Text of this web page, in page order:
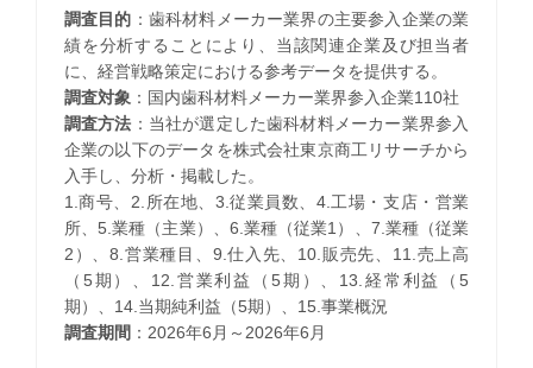
調査目的 ：歯科材料メーカー業界の主要参入企業の業
績を分析することにより、当該関連企業及び担当者
に、経営戦略策定における参考データを提供する。
調査対象：国内歯科材料メーカー業界参入企業110社
調査方法 ：当社が選定した歯科材料メーカー業界参入
企業の以下のデータを株式会社東京商工リサーチから
入手し、分析・掲載した。
1.商号、2.所在地、3.従業員数、4.工場・支店・営業
所、5.業種（主業）、6.業種（従業1）、7.業種（従業
2）、8.営業種目、9.仕入先、10.販売先、11.売上高
（5期）、12.営業利益（5期）、13.経常利益（5
期）、14.当期純利益（5期）、15.事業概況
調査期間 ：2026年6月～2026年6月